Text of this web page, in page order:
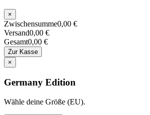
×
Zwischensumme0,00 €
Versand0,00 €
Gesamt0,00 €
Zur Kasse
×
Germany Edition
Wähle deine Größe (EU).